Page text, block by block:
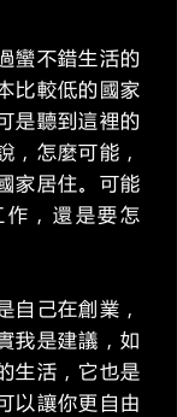
蠻不錯生活的
比較低的國家
是聽到這裡的
，怎麼可能，
家居住。可能
，還是要怎
自己在創業，
我是建議，如
生活，它也是
以讓你更自由